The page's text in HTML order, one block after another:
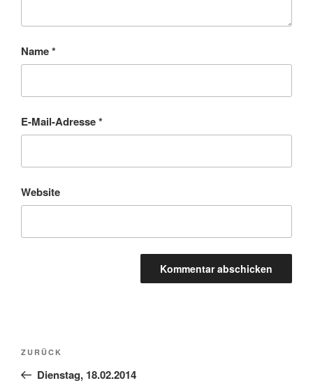
Name*
E-Mail-Adresse*
Website
Beitragsnavigation
Vorheriger
Beitrag
ZURÜCK
Dienstag, 18.02.2014